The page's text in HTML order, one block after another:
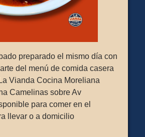
preparado el mismo día con
del menú de comida casera
Vianda Cocina Moreliana
Camelinas sobre Av
para comer en el
llevar o a domicilio